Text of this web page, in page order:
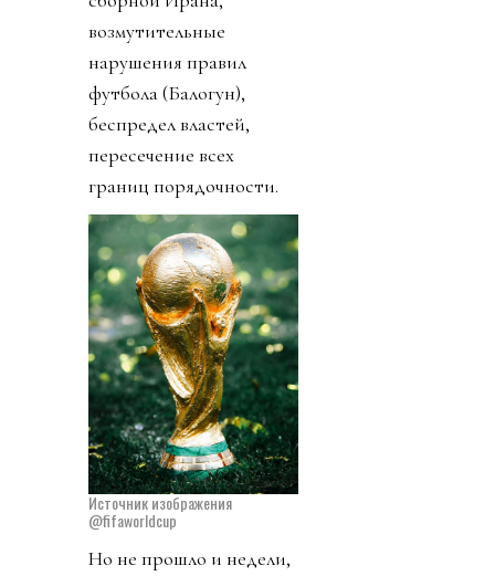
возмутительные
нарушения правил
футбола (Балогун),
беспредел властей,
пересечение всех
границ порядочности.
Источник изображения
@fifaworldcup
Но не прошло и недели,